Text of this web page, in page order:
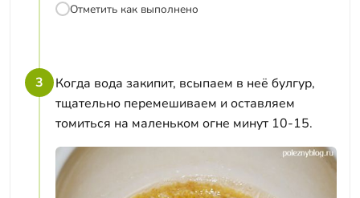
Отметить как выполнено
3
Когда вода закипит, всыпаем в неё булгур,
тщательно перемешиваем и оставляем
томиться на маленьком огне минут 10-15.